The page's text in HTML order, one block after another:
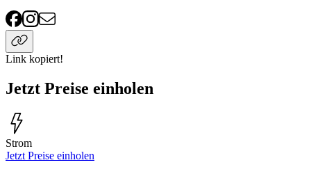
Link kopiert!
Jetzt Preise einholen
Strom
Jetzt Preise einholen